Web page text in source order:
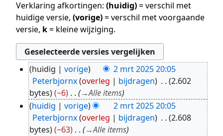
Verklaring afkortingen: (huidig)= verschil met
huidige versie, (vorige)= verschil met voorgaande
versie, k= kleine wijziging.
2
mrt
2025
huidig vorige
2 mrt 2025 20:05
Peterbjornx overleg bijdragen
2.602
bytes
−6 →Alle items
huidig
vorige
2 mrt 2025 20:05
Peterbjornx overleg bijdragen
2.608
bytes
−63 →Alle items